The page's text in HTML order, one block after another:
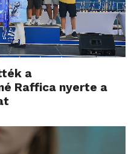
a
Raffica nyerte a